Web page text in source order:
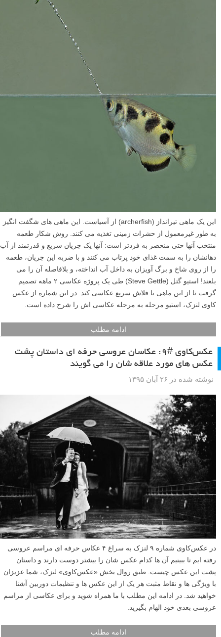
این یک ماهی تیرانداز (archerfish) از آسیاست. این ماهی های شگفت انگیز
به طور غیرمعمول از حشرات زمینی تغذیه می کنند. روش شکار طعمه
منتخب آنها حتی منحصر به فردتر است: آنها یک جریان سریع و قدرتمند از آب
دهانشان را به سمت غذای خود پرتاب می کنند و با ضربه این جریان، طعمه
را از روی شاخ و برگ آویزان به داخل آب انداخته، و بلافاصله آن را می
بلعند! استیو گتل (Steve Gettle) طی یک پروژه عکاسی ۲ ماهه تصمیم
گرفت تا از این ماهی با فلاش سریع عکاسی کند. در این شماره از عکس
کاوی لنزک، استیو مرحله به مرحله عکاسی اش را شرح داده است.
ادامه مطلب
عکس‌کاوی #۹: عکاسان عروسی حرفه ای داستان پشت
عکس های مورد علاقه شان را می گویند
نوشته شده در ۲۶ آبان ۱۳۹۵
در عکس‌کاوی شماره ۹ لنزک به سراغ ۴ عکاس حرفه ای مراسم عروسی
رفته ایم تا ببینیم آن ها کدام عکس شان را بیشتر دوست دارند و داستان
پشت این عکس چیست. طبق روال بخش «عکس‌کاوی» لنزک، شما عزیزان
با ویژگی ها و نقاط مثبت هر یک از این عکس ها و تنظیمات دوربین آشنا
خواهید شد. در ادامه این مطلب با ما همراه شوید و برای عکاسی از مراسم
عروسی بعدی خود الهام بگیرید.
ادامه مطلب